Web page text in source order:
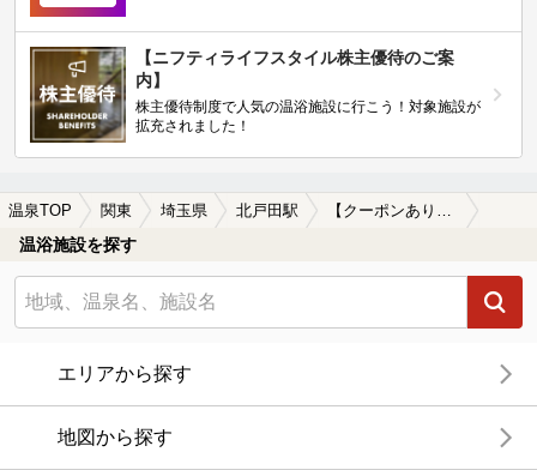
【ニフティライフスタイル株主優待のご案
内】
株主優待制度で人気の温浴施設に行こう！対象施設が
拡充されました！
温泉TOP 関東 埼玉県 北戸田駅 【クーポンあり】朝風呂に入れる北戸田駅近くの温泉、日帰り温泉、スーパー銭湯おすすめ
温浴施設を探す
エリアから探す
地図から探す